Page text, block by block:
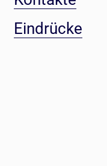
Eindrücke